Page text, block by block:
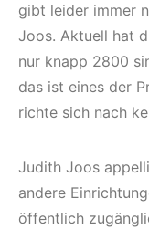
gibt leider immer
Joos. Aktuell hat
nur knapp 2800
das ist eines der
richte sich nach
Judith Joos
andere
öffentlich